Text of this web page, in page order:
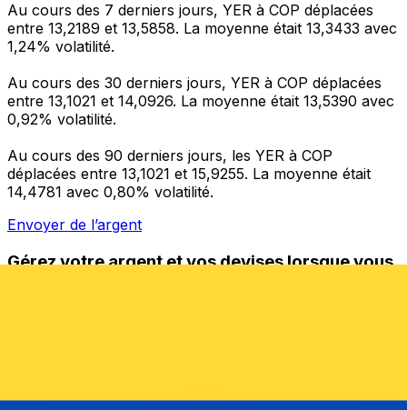
Au cours des 7 derniers jours, YER à COP déplacées
entre 13,2189 et 13,5858. La moyenne était 13,3433 avec
1,24% volatilité.
Au cours des 30 derniers jours, YER à COP déplacées
entre 13,1021 et 14,0926. La moyenne était 13,5390 avec
0,92% volatilité.
Au cours des 90 derniers jours, les YER à COP
déplacées entre 13,1021 et 15,9255. La moyenne était
14,4781 avec 0,80% volatilité.
Envoyer de l’argent
Gérez votre argent et vos devises lorsque vous